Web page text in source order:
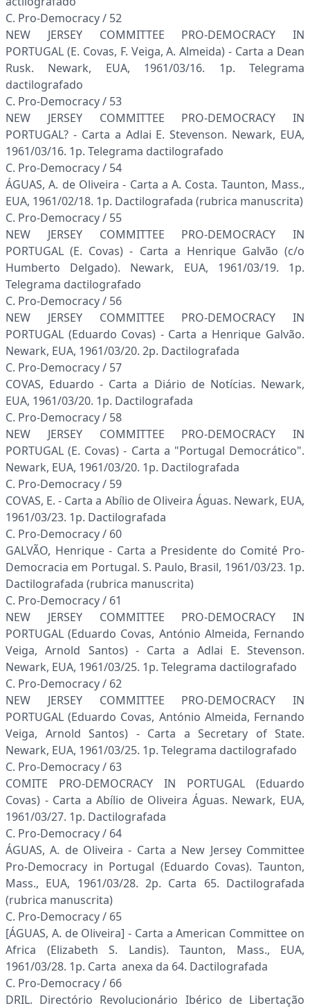
C. Pro-Democracy / 52
NEW JERSEY COMMITTEE PRO-DEMOCRACY IN
PORTUGAL (E. Covas, F. Veiga, A. Almeida) - Carta a Dean
Rusk. Newark, EUA, 1961/03/16. 1p. Telegrama
dactilografado
C. Pro-Democracy / 53
NEW JERSEY COMMITTEE PRO-DEMOCRACY IN
PORTUGAL? - Carta a Adlai E. Stevenson. Newark, EUA,
1961/03/16. 1p. Telegrama dactilografado
C. Pro-Democracy / 54
ÁGUAS, A. de Oliveira - Carta a A. Costa. Taunton, Mass.,
EUA, 1961/02/18. 1p. Dactilografada (rubrica manuscrita)
C. Pro-Democracy / 55
NEW JERSEY COMMITTEE PRO-DEMOCRACY IN
PORTUGAL (E. Covas) - Carta a Henrique Galvão (c/o
Humberto Delgado). Newark, EUA, 1961/03/19. 1p.
Telegrama dactilografado
C. Pro-Democracy / 56
NEW JERSEY COMMITTEE PRO-DEMOCRACY IN
PORTUGAL (Eduardo Covas) - Carta a Henrique Galvão.
Newark, EUA, 1961/03/20. 2p. Dactilografada
C. Pro-Democracy / 57
COVAS, Eduardo - Carta a Diário de Notícias. Newark,
EUA, 1961/03/20. 1p. Dactilografada
C. Pro-Democracy / 58
NEW JERSEY COMMITTEE PRO-DEMOCRACY IN
PORTUGAL (E. Covas) - Carta a "Portugal Democrático".
Newark, EUA, 1961/03/20. 1p. Dactilografada
C. Pro-Democracy / 59
COVAS, E. - Carta a Abílio de Oliveira Águas. Newark, EUA,
1961/03/23. 1p. Dactilografada
C. Pro-Democracy / 60
GALVÃO, Henrique - Carta a Presidente do Comité Pro-
Democracia em Portugal. S. Paulo, Brasil, 1961/03/23. 1p.
Dactilografada (rubrica manuscrita)
C. Pro-Democracy / 61
NEW JERSEY COMMITTEE PRO-DEMOCRACY IN
PORTUGAL (Eduardo Covas, António Almeida, Fernando
Veiga, Arnold Santos) - Carta a Adlai E. Stevenson.
Newark, EUA, 1961/03/25. 1p. Telegrama dactilografado
C. Pro-Democracy / 62
NEW JERSEY COMMITTEE PRO-DEMOCRACY IN
PORTUGAL (Eduardo Covas, António Almeida, Fernando
Veiga, Arnold Santos) - Carta a Secretary of State.
Newark, EUA, 1961/03/25. 1p. Telegrama dactilografado
C. Pro-Democracy / 63
COMITE PRO-DEMOCRACY IN PORTUGAL (Eduardo
Covas) - Carta a Abílio de Oliveira Águas. Newark, EUA,
1961/03/27. 1p. Dactilografada
C. Pro-Democracy / 64
ÁGUAS, A. de Oliveira - Carta a New Jersey Committee
Pro-Democracy in Portugal (Eduardo Covas). Taunton,
Mass., EUA, 1961/03/28. 2p. Carta 65. Dactilografada
(rubrica manuscrita)
C. Pro-Democracy / 65
[ÁGUAS, A. de Oliveira] - Carta a American Committee on
Africa (Elizabeth S. Landis). Taunton, Mass., EUA,
1961/03/28. 1p. Carta anexa da 64. Dactilografada
C. Pro-Democracy / 66
DRIL. Directório Revolucionário Ibérico de Libertação